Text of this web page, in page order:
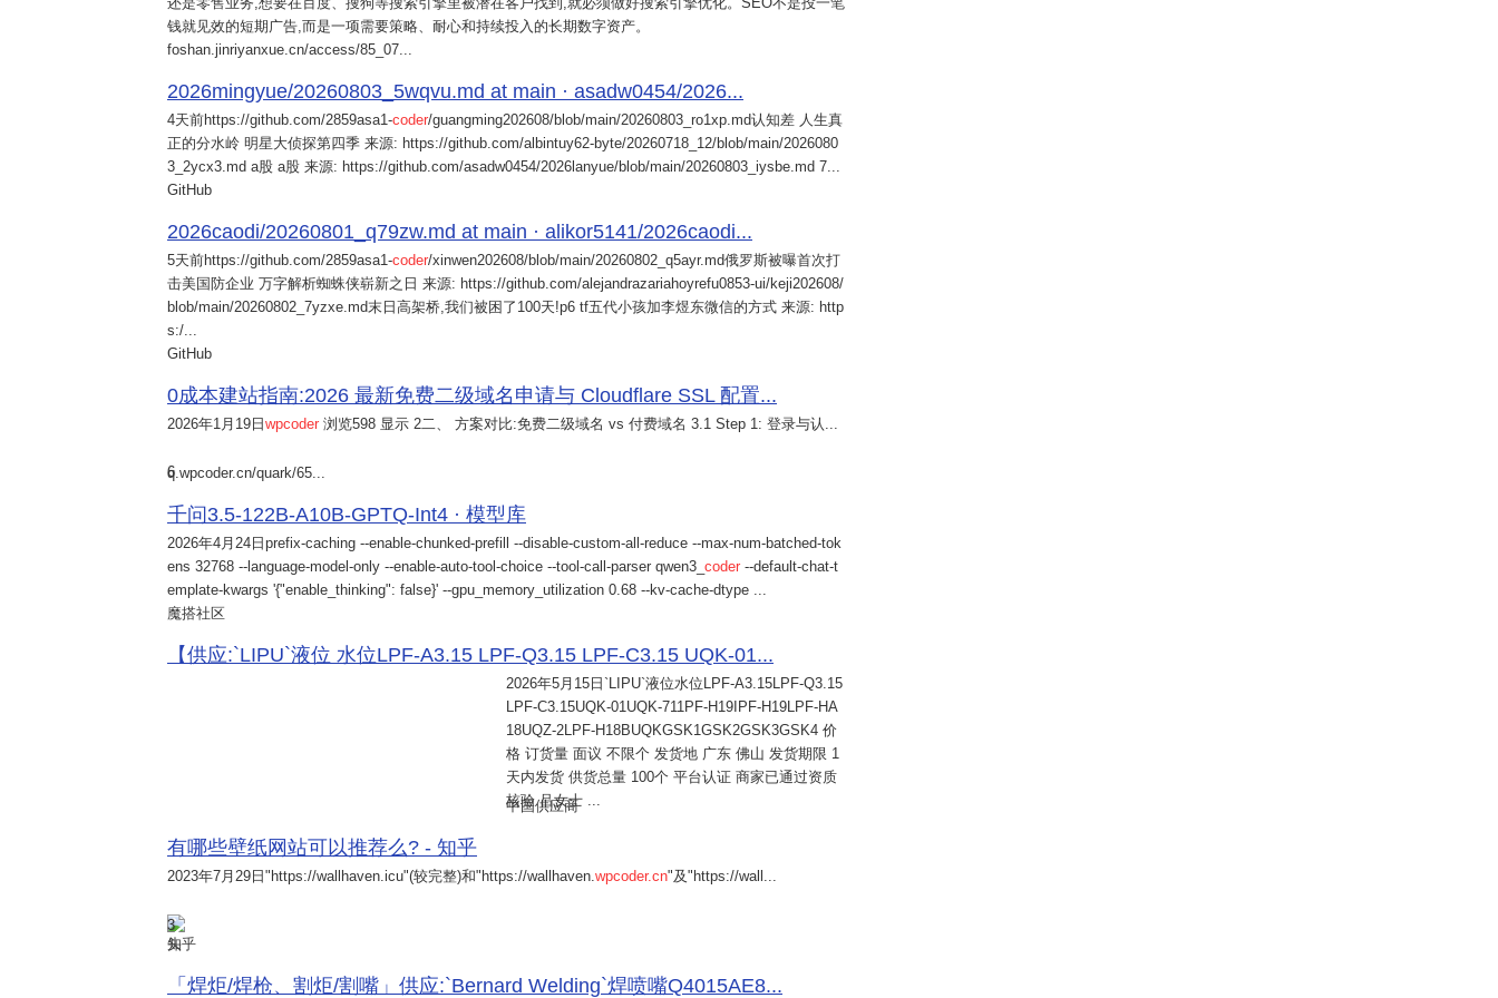
钱就见效的短期广告,而是一项需要策略、耐心和持续投入的长期数字资产。
foshan.jinriyanxue.cn/access/85_07...
2026mingyue/20260803_5wqvu.md at main · asadw0454/2026...
4天前https://github.com/2859asa1-coder/guangming202608/blob/main/20260803_ro1xp.md认知差 人生真
正的分水岭 明星大侦探第四季 来源: https://github.com/albintuy62-byte/20260718_12/blob/main/2026080
3_2ycx3.md a股 a股 来源: https://github.com/asadw0454/2026lanyue/blob/main/20260803_iysbe.md 7...
GitHub
2026caodi/20260801_q79zw.md at main · alikor5141/2026caodi...
5天前https://github.com/2859asa1-coder/xinwen202608/blob/main/20260802_q5ayr.md俄罗斯被曝首次打
击美国防企业 万字解析蜘蛛侠崭新之日 来源: https://github.com/alejandrazariahoyrefu0853-ui/keji202608/
blob/main/20260802_7yzxe.md末日高架桥,我们被困了100天!p6 tf五代小孩加李煜东微信的方式 来源: http
s:/...
GitHub
0成本建站指南:2026 最新免费二级域名申请与 Cloudflare SSL 配置...
2026年1月19日wpcoder 浏览598 显示 2二、 方案对比:免费二级域名 vs 付费域名 3.1 Step 1: 登录与认...
6
q.wpcoder.cn/quark/65...
千问3.5-122B-A10B-GPTQ-Int4 · 模型库
2026年4月24日 prefix-caching --enable-chunked-prefill --disable-custom-all-reduce --max-num-batched-tok
ens 32768 --language-model-only --enable-auto-tool-choice --tool-call-parser qwen3_ coder --default-chat-t
emplate-kwargs '{"enable_thinking": false}' --gpu_memory_utilization 0.68 --kv-cache-dtype ...
魔搭社区
【供应:`LIPU`液位 水位LPF-A3.15 LPF-Q3.15 LPF-C3.15 UQK-01...
2026年5月15日 `LIPU`液位水位LPF-A3.15LPF-Q3.15
LPF-C3.15UQK-01UQK-711PF-H19IPF-H19LPF-HA
18UQZ-2LPF-H18BUQKGSK1GSK2GSK3GSK4 价
格 订货量 面议 不限个 发货地 广东 佛山 发货期限 1
天内发货 供货总量 100个 平台认证 商家已通过资质
核验 吕女士 ...
中国供应商
有哪些壁纸网站可以推荐么? - 知乎
2023年7月29日 "https://wallhaven.icu"(较完整)和"https://wallhaven.wpcoder.cn"及"https://wall...
3
知乎
「焊炬/焊枪、割炬/割嘴」供应:`Bernard Welding`焊喷嘴Q4015AE8...